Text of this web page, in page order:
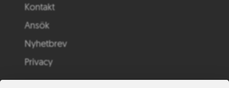
Kontakt
Ansök
Nyhetbrev
Privacy